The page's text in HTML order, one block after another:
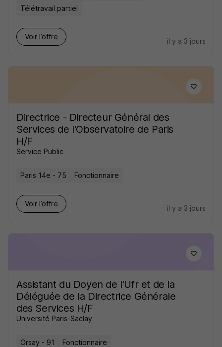
Télétravail partiel
Voir l’offre
il y a 3 jours
Directrice - Directeur Général des
Services de l'Observatoire de Paris
H/F
Service Public
Paris 14e - 75 Fonctionnaire
Voir l’offre
il y a 3 jours
Assistant du Doyen de l'Ufr et de la
Déléguée de la Directrice Générale
des Services H/F
Université Paris-Saclay
Orsay - 91 Fonctionnaire